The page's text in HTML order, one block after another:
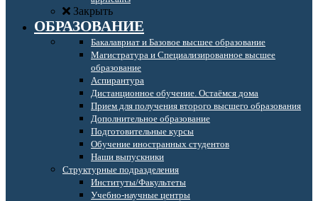
Закрыть
ОБРАЗОВАНИЕ
Бакалавриат и Базовое высшее образование
Магистратура и Специализированное высшее
образование
Аспирантура
Дистанционное обучение. Остаёмся дома
Прием для получения второго высшего образования
Дополнительное образование
Подготовительные курсы
Обучение иностранных студентов
Наши выпускники
Структурные подразделения
Институты/Факультеты
Учебно-научные центры